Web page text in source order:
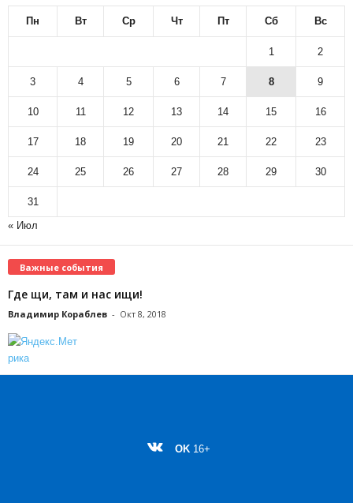
Пн Вт Ср Чт Пт Сб Вс
1 2
3 4 5 6 7 8 9
10 11 12 13 14 15 16
17 18 19 20 21 22 23
24 25 26 27 28 29 30
31
« Июл
Важные события
Где щи, там и нас ищи!
Владимир Кораблев - Окт 8, 2018
OK 16+